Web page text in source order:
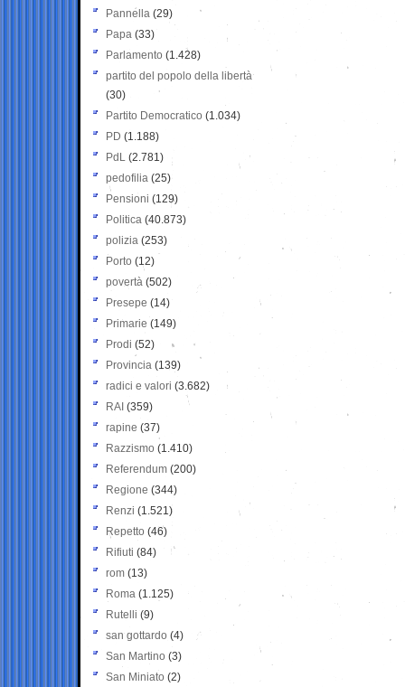
Pannella (29)
Papa (33)
Parlamento (1.428)
partito del popolo della libertà
(30)
Partito Democratico (1.034)
PD (1.188)
PdL (2.781)
pedofilia (25)
Pensioni (129)
Politica (40.873)
polizia (253)
Porto (12)
povertà (502)
Presepe (14)
Primarie (149)
Prodi (52)
Provincia (139)
radici e valori (3.682)
RAI (359)
rapine (37)
Razzismo (1.410)
Referendum (200)
Regione (344)
Renzi (1.521)
Repetto (46)
Rifiuti (84)
rom (13)
Roma (1.125)
Rutelli (9)
san gottardo (4)
San Martino (3)
San Miniato (2)